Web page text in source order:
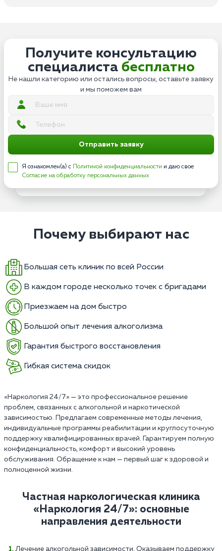
Получите консультацию
специалиста бесплатно
Не нашли категорию или остались вопросы, оставьте заявку
и мы поможем вам
Отправить заявку
Я ознакомлен(а) с Политикой конфиденциальности и даю свое
Согласие на обработку персональных данных
Почему выбирают нас
Большая сеть клиник по всей России
В каждом городе несколько точек с бригадами
Приезжаем на дом быстро
Большой опыт лечения алкоголизма
Гарантия быстрого восстановления
Гибкая система скидок
«Наркология 24/7» — это профессиональное решение
проблем, связанных с алкогольной и наркотической
зависимостью. Предлагаем современные методы лечения,
индивидуальные программы реабилитации и круглосуточную
поддержку квалифицированных врачей. Гарантируем полную
конфиденциальность, комфорт и высокий уровень
обслуживания. Обращение к нам — первый шаг к здоровой и
полноценной жизни.
Частная наркологическая клиника
«Наркология 24/7»: основные
направления деятельности
Лечение алкогольной зависимости. Оказываем поддержку